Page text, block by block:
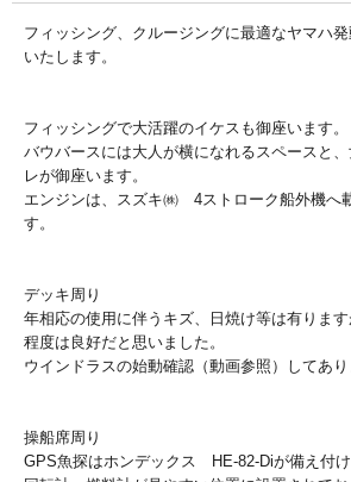
フィッシング、クルージングに最適なヤマハ
いたします。
フィッシングで大活躍のイケスも御座います。
バウバースには大人が横になれるスペースと
レが御座います。
エンジンは、スズキ㈱ 4ストローク船外機へ
す。
デッキ周り
年相応の使用に伴うキズ、日焼け等は有りま
程度は良好だと思いました。
ウインドラスの始動確認（動画参照）してあり
操船席周り
GPS魚探はホンデックス HE-82-Diが備え付け